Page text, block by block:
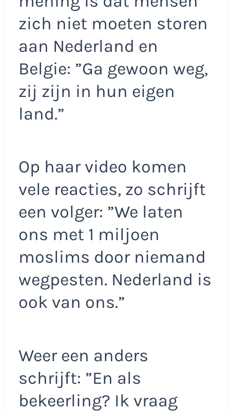
zich niet moeten storen
aan Nederland en
Belgie: ”Ga gewoon weg,
zij zijn in hun eigen
land.”
Op haar video komen
vele reacties, zo schrijft
een volger: ”We laten
ons met 1 miljoen
moslims door niemand
wegpesten. Nederland is
ook van ons.”
Weer een anders
schrijft: ”En als
bekeerling? Ik vraag